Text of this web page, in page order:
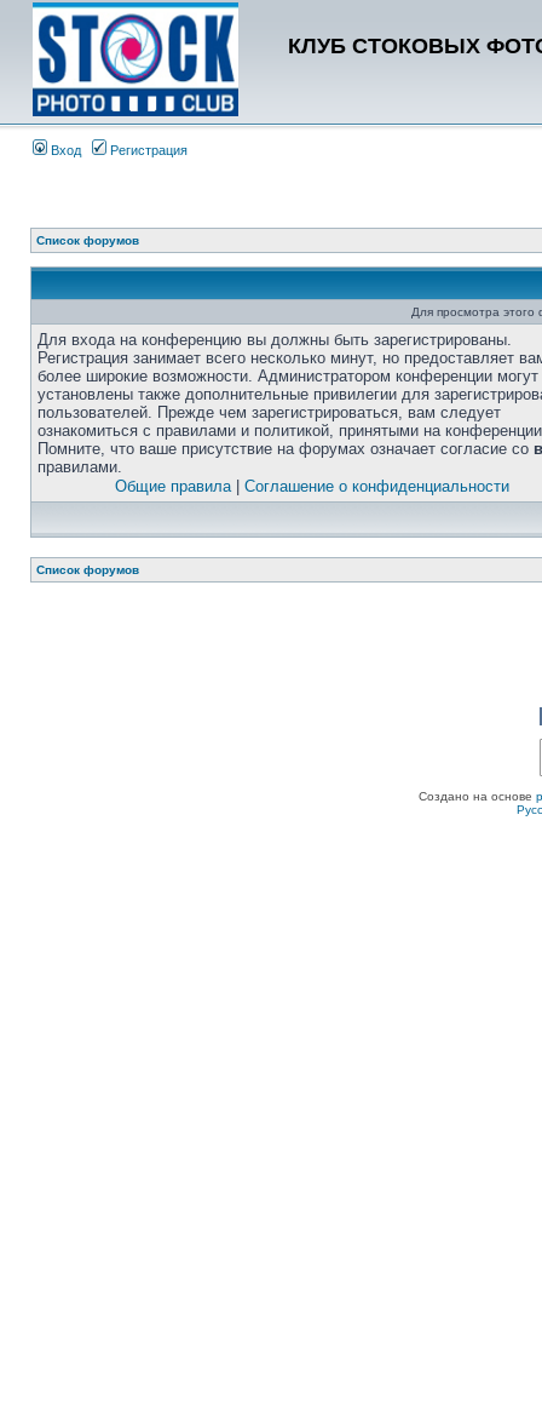
КЛУБ СТОКОВЫХ
Вход Регистрация
Список форумов
Для просмотра
Для входа на конференцию вы должны быть зарегистрированы.
Регистрация занимает всего несколько минут, но предоставляет
более широкие возможности. Администратором конференции
установлены также дополнительные привилегии для
пользователей. Прежде чем зарегистрироваться, вам следует
ознакомиться с правилами и политикой, принятыми на
Помните, что ваше присутствие на форумах означает согласие со
правилами.
Общие правила| Соглашение о конфиденциальности
Список форумов
Создано на основе